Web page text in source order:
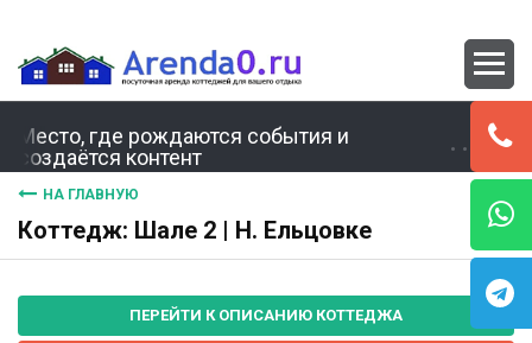
Место, где рождаются события и
создаётся контент
НА ГЛАВНУЮ
Коттедж: Шале 2 | Н. Ельцовке
ПЕРЕЙТИ К ОПИСАНИЮ КОТТЕДЖА